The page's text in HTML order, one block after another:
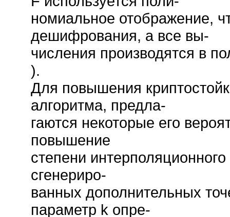
номиальное отображение,
дешифрования, а все вы-
числения производятся в
).
Для повышения
алгоритма, предла-
гаются некоторые его
повышение
степени
сгенериро-
ванных дополнительных
параметр k опре-